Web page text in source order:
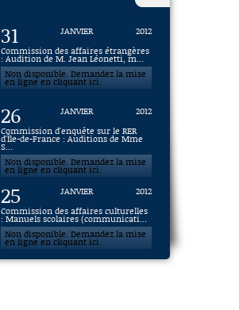
31 JANVIER
2012
Commission des affaires étrangères
: Audition de M. Jean Léonetti, m...
Non disponible. Demandez la mise
en ligne en cliquant ici.
26 JANVIER
2012
Commission d'enquête sur le RER
d'Île-de-France : Auditions de Mme
S...
Non disponible. Demandez la mise
en ligne en cliquant ici.
25 JANVIER
2012
Commission des affaires culturelles
: Manuels scolaires (communicati...
Non disponible. Demandez la mise
en ligne en cliquant ici.